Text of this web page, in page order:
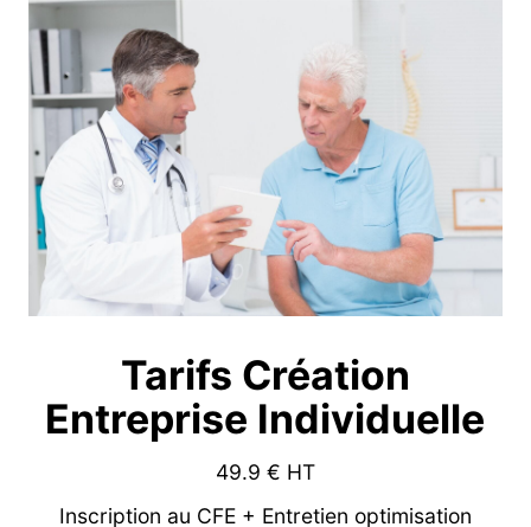
Tarifs Création
Entreprise Individuelle
49.9 € HT
Inscription au CFE + Entretien optimisation